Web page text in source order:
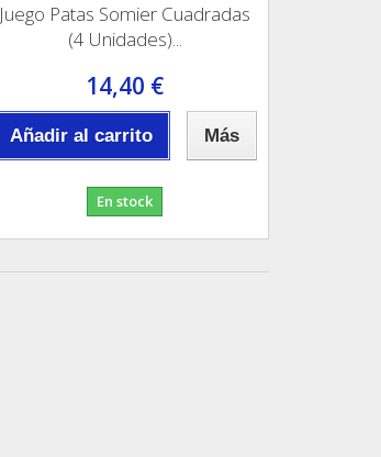
Juego Patas Somier Cuadradas
(4 Unidades)...
14,40 €
Añadir al carrito Más
En stock